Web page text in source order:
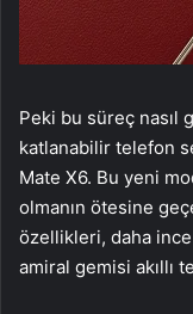
Peki bu süreç nasıl
katlanabilir telefon
Mate X6. Bu yeni
olmanın ötesine
özellikleri, daha
amiral gemisi akıllı